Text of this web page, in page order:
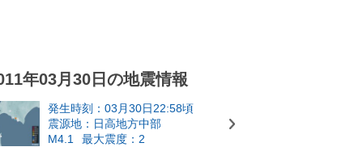
年03月30日の地震情報
発生時刻：03月30日22:58頃
震源地：日高地方中部
M4.1
最大震度：2